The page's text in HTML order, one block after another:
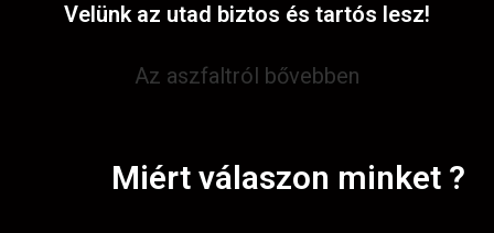
Velünk az utad biztos és tartós lesz!
Az aszfaltról bővebben
Miért válaszon minket ?